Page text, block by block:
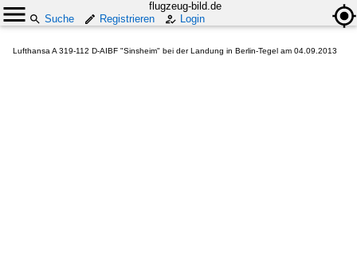
flugzeug-bild.de
Suche
Registrieren Login
Lufthansa A 319-112 D-AIBF "Sinsheim" bei der Landung in Berlin-Tegel am 04.09.2013